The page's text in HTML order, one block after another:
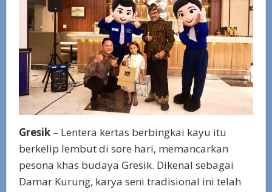
Gresik – Lentera kertas berbingkai kayu itu
berkelip lembut di sore hari, memancarkan
pesona khas budaya Gresik. Dikenal sebagai
Damar Kurung, karya seni tradisional ini telah